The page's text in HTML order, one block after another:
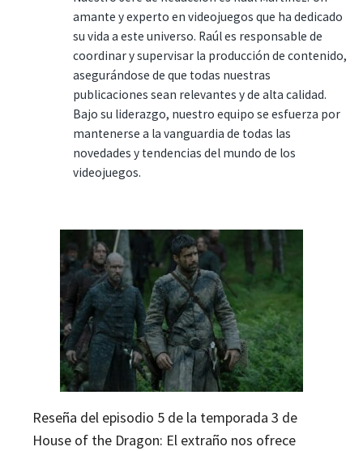
amante y experto en videojuegos que ha dedicado
su vida a este universo. Raúl es responsable de
coordinar y supervisar la producción de contenido,
asegurándose de que todas nuestras
publicaciones sean relevantes y de alta calidad.
Bajo su liderazgo, nuestro equipo se esfuerza por
mantenerse a la vanguardia de todas las
novedades y tendencias del mundo de los
videojuegos.
Reseña del episodio 5 de la temporada 3 de
House of the Dragon: El extraño nos ofrece